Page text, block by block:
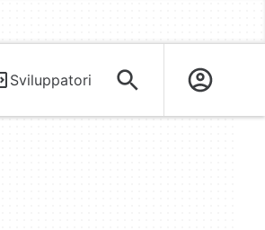
Sviluppatori